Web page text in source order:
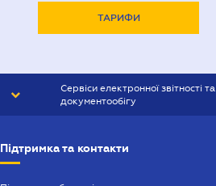
ТАРИФИ
Сервіси електронної звітності та
документообігу
Підтримка та контакти